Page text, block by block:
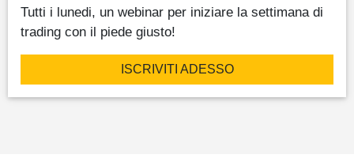
Tutti i lunedi, un webinar per iniziare la settimana di
trading con il piede giusto!
ISCRIVITI ADESSO